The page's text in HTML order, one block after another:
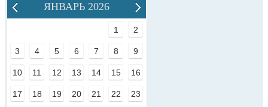
ЯНВАРЬ 2026
1 2
3 4 5 6 7 8 9
10 11 12 13 14 15 16
17 18 19 20 21 22 23